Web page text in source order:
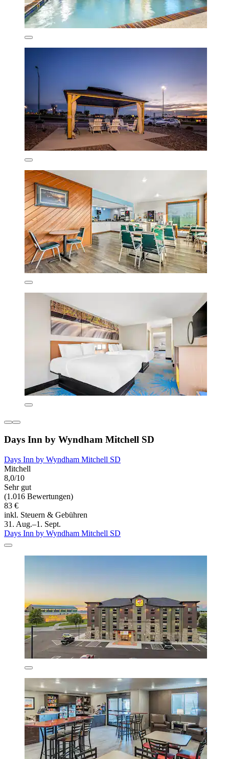
Days Inn by Wyndham Mitchell SD
Days Inn by Wyndham Mitchell SD
Mitchell
8,0/10
Sehr gut
(1.016 Bewertungen)
83 €
inkl. Steuern & Gebühren
31. Aug.–1. Sept.
Days Inn by Wyndham Mitchell SD